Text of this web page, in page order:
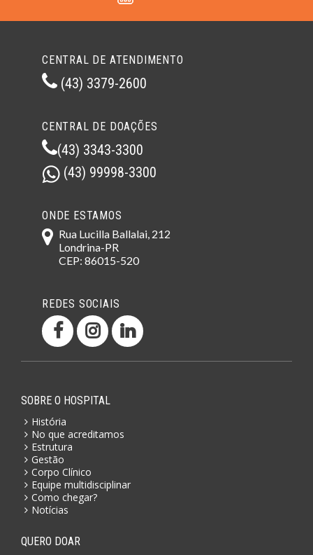
CENTRAL DE ATENDIMENTO
(43) 3379-2600
CENTRAL DE DOAÇÕES
(43) 3343-3300
(43) 99998-3300
ONDE ESTAMOS
Rua Lucilla Ballalai, 212
Londrina-PR
CEP: 86015-520
REDES SOCIAIS
SOBRE O HOSPITAL
História
No que acreditamos
Estrutura
Gestão
Corpo Clínico
Equipe multidisciplinar
Como chegar?
Notícias
QUERO DOAR